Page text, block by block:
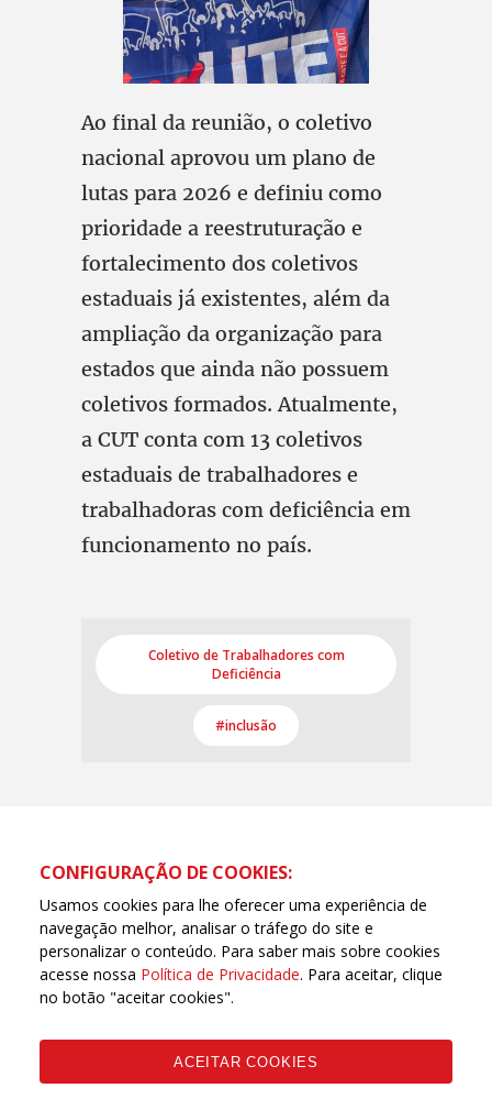
Ao final da reunião, o coletivo
nacional aprovou um plano de
lutas para 2026 e definiu como
prioridade a reestruturação e
fortalecimento dos coletivos
estaduais já existentes, além da
ampliação da organização para
estados que ainda não possuem
coletivos formados. Atualmente,
a CUT conta com 13 coletivos
estaduais de trabalhadores e
trabalhadoras com deficiência em
funcionamento no país.
Coletivo de Trabalhadores com
Deficiência
#inclusão
CONFIGURAÇÃO DE COOKIES:
Usamos cookies para lhe oferecer uma experiência de
navegação melhor, analisar o tráfego do site e
personalizar o conteúdo. Para saber mais sobre cookies
acesse nossa Política de Privacidade. Para aceitar, clique
no botão "aceitar cookies".
ACEITAR COOKIES